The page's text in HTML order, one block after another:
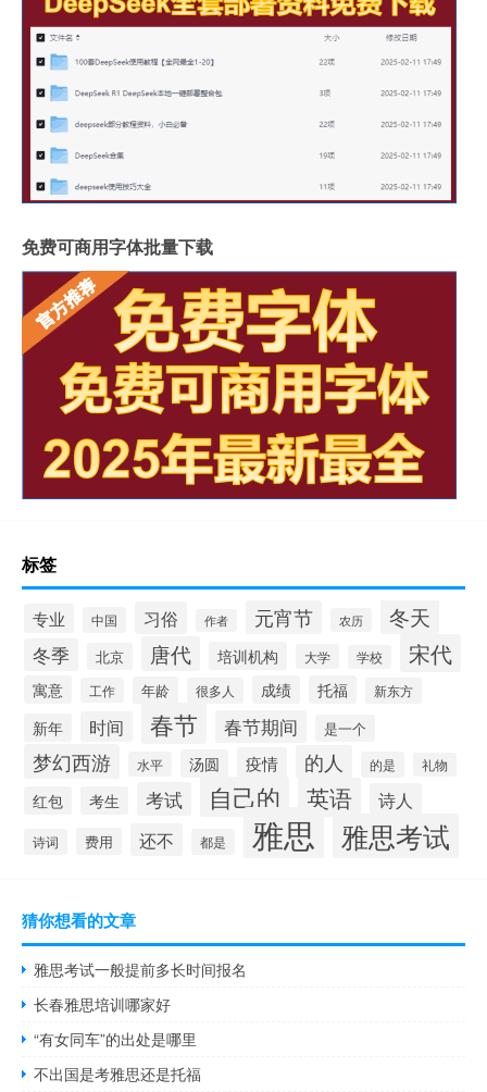
免费可商用字体批量下载
标签
专业 中国 习俗 作者 元宵节 农历 冬天
冬季 北京 唐代 培训机构 大学 学校 宋代
寓意 工作 年龄 很多人 成绩 托福 新东方
新年 时间 春节 春节期间 是一个
梦幻西游 水平 汤圆 疫情 的人 的是 礼物
红包 考生 考试 自己的 英语 诗人
诗词 费用 还不 都是 雅思 雅思考试
猜你想看的文章
雅思考试一般提前多长时间报名
长春雅思培训哪家好
“有女同车”的出处是哪里
不出国是考雅思还是托福